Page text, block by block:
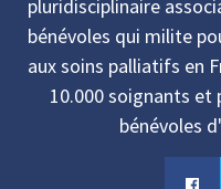
pluridisciplinaire
bénévoles qui milite
aux soins palliatifs en
10.000 soignants et
bénévoles